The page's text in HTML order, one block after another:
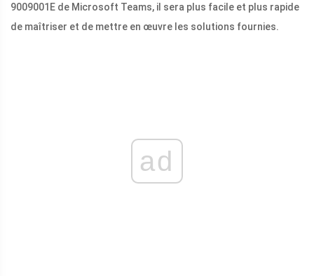
9009001E de Microsoft Teams, il sera plus facile et plus rapide
de maîtriser et de mettre en œuvre les solutions fournies.
ad